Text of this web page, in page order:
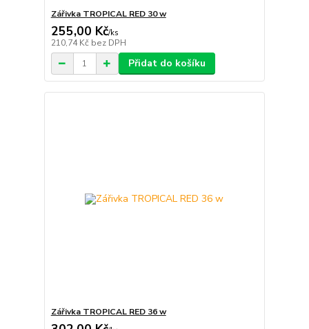
Zářivka TROPICAL RED 30 w
255,00 Kč/ks
210,74 Kč bez DPH
Přidat do košíku
Zářivka TROPICAL RED 36 w